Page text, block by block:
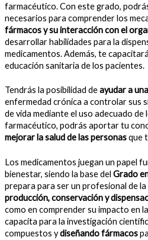
farmacéutico. Con este grado,
necesarios para comprender los
fármacos y su interacción con el
desarrollar habilidades para la
medicamentos. Además, te
educación sanitaria de los pacientes.
Tendrás la posibilidad deayudar a
enfermedad crónica a controlar sus
de vida mediante el uso adecuado de
farmacéutico, podrás aportar tu
mejorar la salud de las personasque
Los medicamentos juegan un papel
bienestar, siendo la base del Grado
prepara para ser un profesional de
producción, conservación y
como en comprender su impacto en
capacita para la investigación
compuestos ydiseñando fármacos